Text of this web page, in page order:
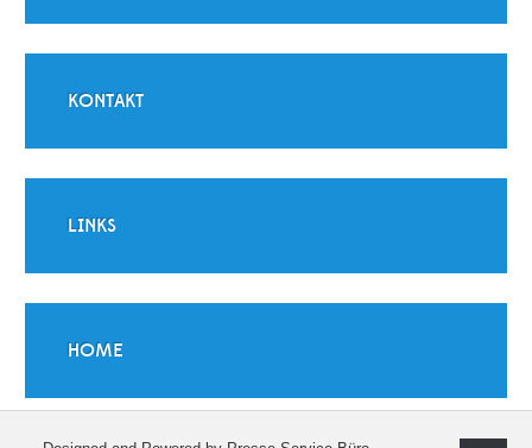
KONTAKT
LINKS
HOME